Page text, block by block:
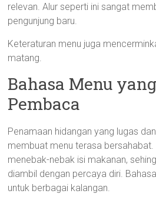
relevan. Alur seperti ini sangat
pengunjung baru.
Keteraturan menu juga
matang.
Bahasa Menu
Pembaca
Penamaan hidangan yang lugas
membuat menu terasa
menebak-nebak isi makanan,
diambil dengan percaya diri.
untuk berbagai kalangan.